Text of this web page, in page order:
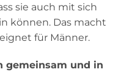
sie auch mit sich
können. Das macht
für Männer.
gemeinsam und in